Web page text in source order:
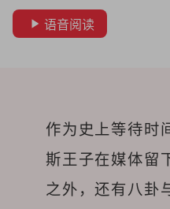
语音阅读
作为史上等待时
斯王子在媒体留
之外，还有八卦